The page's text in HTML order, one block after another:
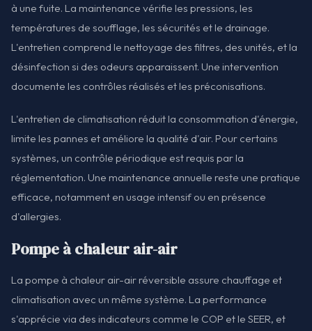
à une fuite. La maintenance vérifie les pressions, les
températures de soufflage, les sécurités et le drainage.
L'entretien comprend le nettoyage des filtres, des unités, et la
désinfection si des odeurs apparaissent. Une intervention
documente les contrôles réalisés et les préconisations.
L'entretien de climatisation réduit la consommation d'énergie,
limite les pannes et améliore la qualité d'air. Pour certains
systèmes, un contrôle périodique est requis par la
réglementation. Une maintenance annuelle reste une pratique
efficace, notamment en usage intensif ou en présence
d'allergies.
Pompe à chaleur air-air
La pompe à chaleur air-air réversible assure chauffage et
climatisation avec un même système. La performance
s'apprécie via des indicateurs comme le COP et le SEER, et